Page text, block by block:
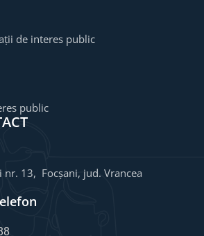
de interes public
public
nr. 13, Focșani, jud. Vrancea